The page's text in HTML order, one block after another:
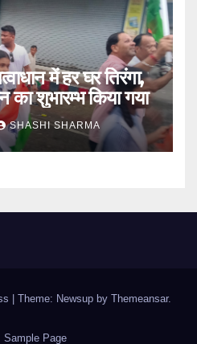
में हर घर तिरंगा,
का शुभारम्भ किया गया
SHASHI SHARMA
Theme: Newsup by Themeansar.
Sample Page